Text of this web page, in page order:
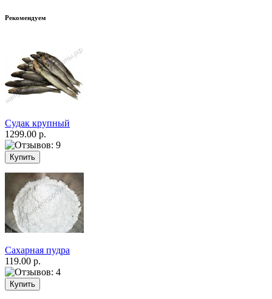
Рекомендуем
Судак крупный
1299.00 р.
Сахарная пудра
119.00 р.